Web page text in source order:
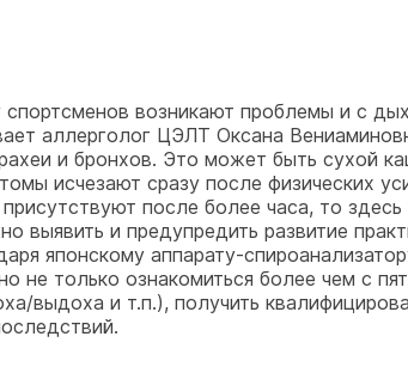
возникают проблемы и с
аллерголог ЦЭЛТ Оксана
и бронхов. Это может быть сухой
исчезают сразу после физических
после более часа, то
выявить и предупредить развитие
японскому аппарату-
не только ознакомиться более чем с
выдоха и т.п.), получить